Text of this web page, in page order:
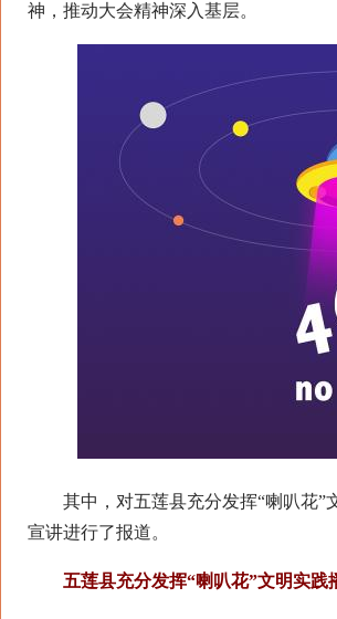
神，推动大会精神深入基层。
其中，对五莲县充分发挥“喇叭花”
宣讲进行了报道。
五莲县充分发挥“喇叭花”文明实践